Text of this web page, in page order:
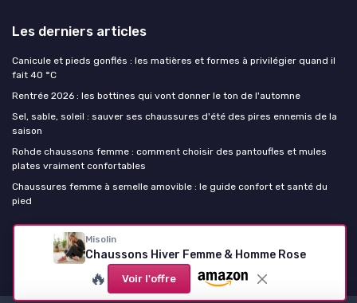
Misolin
Chaussons Hiver Femme & Homme Rose
🔥 Voir l'offre
Les derniers articles
Canicule et pieds gonflés : les matières et formes à privilégier quand il
fait 40 °C
Rentrée 2026 : les bottines qui vont donner le ton de l'automne
Sel, sable, soleil : sauver ses chaussures d'été des pires ennemis de la
saison
Rohde chaussons femme : comment choisir des pantoufles et mules
plates vraiment confortables
Chaussures femme à semelle amovible : le guide confort et santé du
pied
Chaussure femme